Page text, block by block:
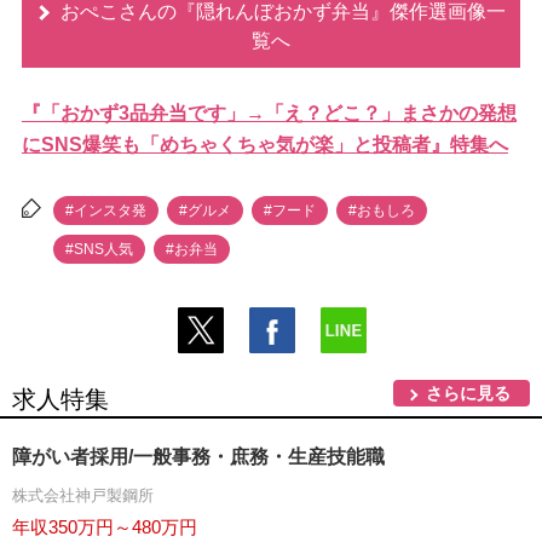
おぺこさんの『隠れんぼおかず弁当』傑作選画像一
覧へ
『「おかず3品弁当です」→「え？どこ？」まさかの発想
にSNS爆笑も「めちゃくちゃ気が楽」と投稿者』特集へ
#インスタ発 #グルメ #フード #おもしろ
#SNS人気 #お弁当
求人特集 さらに見る
障がい者採用/一般事務・庶務・生産技能職
株式会社神戸製鋼所
年収350万円～480万円